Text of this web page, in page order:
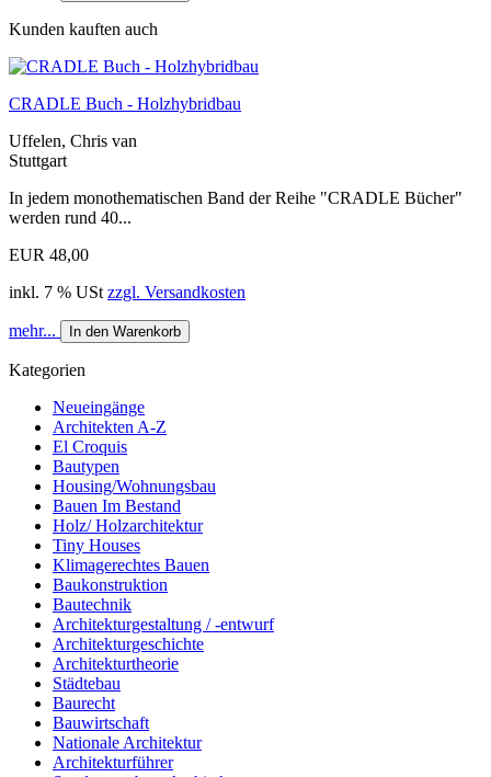
Kunden kauften auch
CRADLE Buch - Holzhybridbau
Uffelen, Chris van
Stuttgart
In jedem monothematischen Band der Reihe "CRADLE Bücher"
werden rund 40...
EUR 48,00
inkl. 7 % USt zzgl. Versandkosten
mehr... In den Warenkorb
Kategorien
Neueingänge
Architekten A-Z
El Croquis
Bautypen
Housing/Wohnungsbau
Bauen Im Bestand
Holz/ Holzarchitektur
Tiny Houses
Klimagerechtes Bauen
Baukonstruktion
Bautechnik
Architekturgestaltung / -entwurf
Architekturgeschichte
Architekturtheorie
Städtebau
Baurecht
Bauwirtschaft
Nationale Architektur
Architekturführer